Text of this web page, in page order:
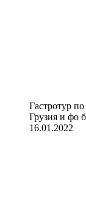
Гастротур
Грузия и фо
16.01.2022